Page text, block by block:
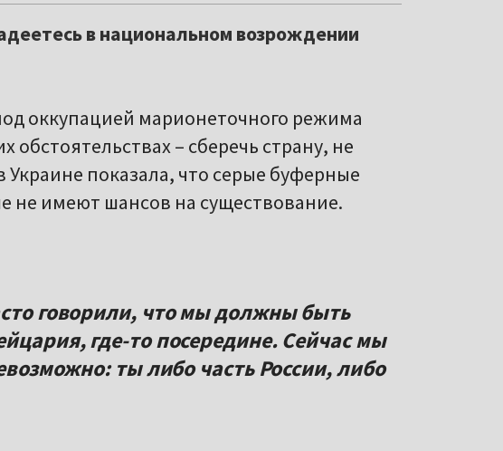
в национальном возрождении
оккупацией марионеточного режима
обстоятельствах – сберечь страну, не
показала, что серые буферные
не имеют шансов на существование.
говорили, что мы должны быть
где-то посередине. Сейчас мы
ты либо часть России, либо